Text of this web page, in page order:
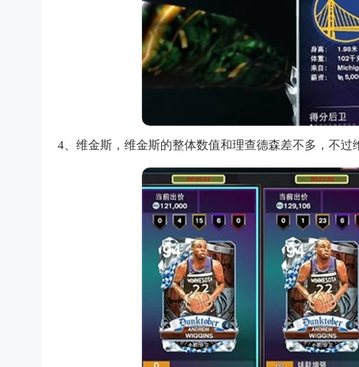
4、维金斯，维金斯的整体数值和理查德森差不多，不